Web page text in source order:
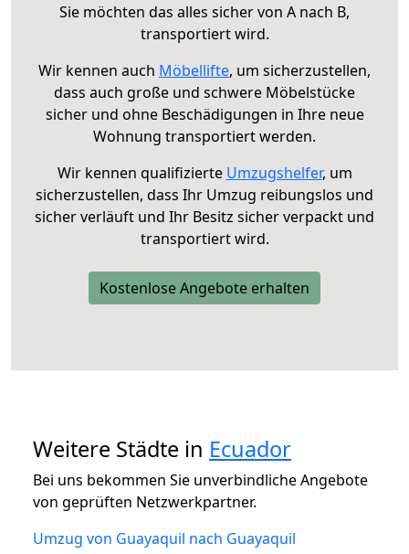
Sie möchten das alles sicher von A nach B,
transportiert wird.
Wir kennen auch Möbellifte, um sicherzustellen,
dass auch große und schwere Möbelstücke
sicher und ohne Beschädigungen in Ihre neue
Wohnung transportiert werden.
Wir kennen qualifizierte Umzugshelfer, um
sicherzustellen, dass Ihr Umzug reibungslos und
sicher verläuft und Ihr Besitz sicher verpackt und
transportiert wird.
Kostenlose Angebote erhalten
Weitere Städte in Ecuador
Bei uns bekommen Sie unverbindliche Angebote
von geprüften Netzwerkpartner.
Umzug von Guayaquil nach Guayaquil